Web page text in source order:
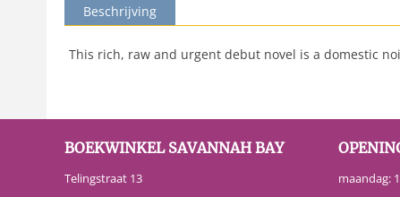
Beschrijving
This rich, raw and urgent debut novel is a domestic
BOEKWINKEL SAVANNAH BAY
Telingstraat 13 maandag: